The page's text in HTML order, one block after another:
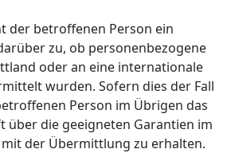
der betroffenen Person ein
zu, ob personenbezogene
oder an eine internationale
wurden. Sofern dies der Fall
Person im Übrigen das
über die geeigneten Garantien im
der Übermittlung zu erhalten.